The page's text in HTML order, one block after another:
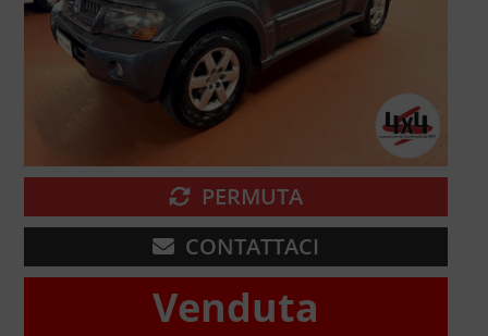
PERMUTA
CONTATTACI
Venduta